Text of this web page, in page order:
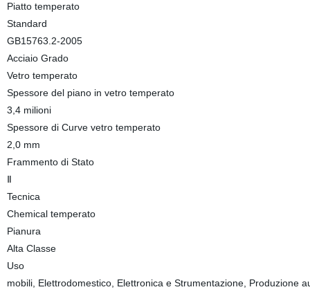
Piatto temperato
Standard
GB15763.2-2005
Acciaio Grado
Vetro temperato
Spessore del piano in vetro temperato
3,4 milioni
Spessore di Curve vetro temperato
2,0 mm
Frammento di Stato
Ⅱ
Tecnica
Chemical temperato
Pianura
Alta Classe
Uso
mobili, Elettrodomestico, Elettronica e Strumentazione, Produzione